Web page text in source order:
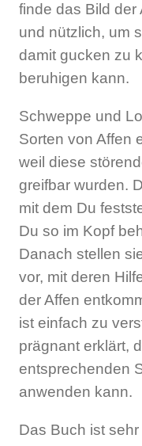
finde das Bild der
und nützlich, um
damit gucken zu
beruhigen kann.
Schweppe und
Sorten von Affen
weil diese
greifbar wurden.
mit dem Du
Du so im Kopf
Danach stellen
vor, mit deren
der Affen
ist einfach zu
prägnant erklärt,
entsprechenden
anwenden kann.
Das Buch ist